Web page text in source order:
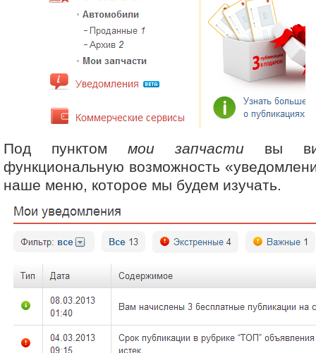
Под пунктом мои запчасти вы
функциональную возможность
наше меню, которое мы будем изучать.